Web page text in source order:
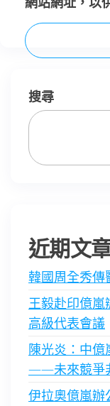
搜尋
近期文
韓國周全秀傳
王毅赴印億
高級代表會議
陳光炎：中
——未來競爭
伊拉奧億嵐辦